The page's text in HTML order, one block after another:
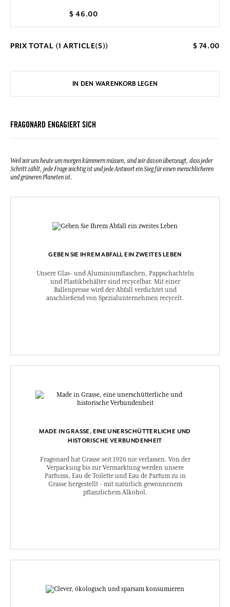
$ 46.00
PRIX TOTAL (1 ARTICLE(S)) $ 74.00
IN DEN WARENKORB LEGEN
FRAGONARD ENGAGIERT SICH
Weil wir uns heute um morgen kümmern müssen, sind wir davon überzeugt, dass jeder
Schritt zählt, jede Frage wichtig ist und jede Antwort ein Sieg für einen menschlicheren
und grüneren Planeten ist.
GEBEN SIE IHREM ABFALL EIN ZWEITES LEBEN
Unsere Glas- und Aluminiumflaschen, Pappschachteln
und Plastikbehälter sind recycelbar. Mit einer
Ballenpresse wird der Abfall verdichtet und
anschließend von Spezialunternehmen recycelt.
MADE IN GRASSE, EINE UNERSCHÜTTERLICHE UND
HISTORISCHE VERBUNDENHEIT
Fragonard hat Grasse seit 1926 nie verlassen. Von der
Verpackung bis zur Vermarktung werden unsere
Parfums, Eau de Toilette und Eau de Parfum zu in
Grasse hergestellt - mit natürlich gewonnenem
pflanzlichem Alkohol.